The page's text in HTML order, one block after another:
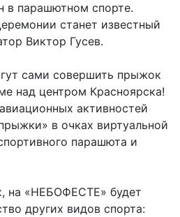
в парашютном спорте.
станет известный
Виктор Гусев.
сами совершить прыжок
над центром Красноярска!
активностей
в очках виртуальной
парашюта и
на «НЕБОФЕСТЕ» будет
других видов спорта: